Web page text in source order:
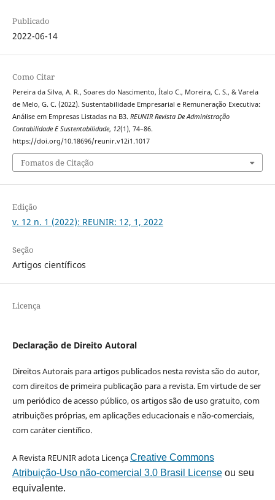
Publicado
2022-06-14
Como Citar
Pereira da Silva, A. R., Soares do Nascimento, Ítalo C., Moreira, C. S., & Varela
de Melo, G. C. (2022). Sustentabilidade Empresarial e Remuneração Executiva:
Análise em Empresas Listadas na B3. REUNIR Revista De Administração
Contabilidade E Sustentabilidade, 12(1), 74–86.
https://doi.org/10.18696/reunir.v12i1.1017
Fomatos de Citação
Edição
v. 12 n. 1 (2022): REUNIR: 12, 1, 2022
Seção
Artigos científicos
Licença
Declaração de Direito Autoral
Direitos Autorais para artigos publicados nesta revista são do autor,
com direitos de primeira publicação para a revista. Em virtude de ser
um periódico de acesso público, os artigos são de uso gratuito, com
atribuições próprias, em aplicações educacionais e não-comerciais,
com caráter científico.
A Revista REUNIR adota LicençaCreative Commons
Atribuição-Uso não-comercial 3.0 Brasil Licenseou seu
equivalente.